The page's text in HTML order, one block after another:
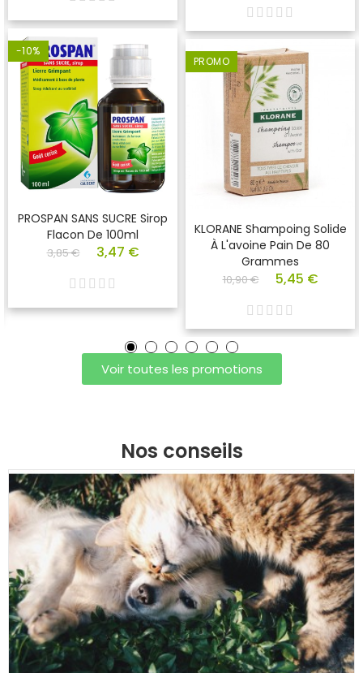
-10%
PROSPAN SANS SUCRE Sirop
Flacon De 100ml
3,85 € 3,47 €
PROMO
KLORANE Shampoing Solide
À L'avoine Pain De 80
Grammes
10,90 € 5,45 €
Voir toutes les promotions
Nos conseils